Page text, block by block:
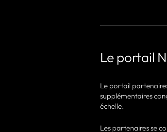
Le portail
Le portail
supplémentaires
échelle.
Les partenaires se